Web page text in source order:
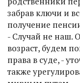
забрав ключи и
получение
- Случай не наш.
возраст, будем
права в суде, -
также